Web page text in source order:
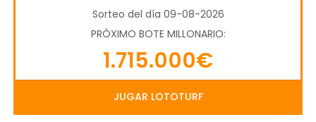
Sorteo del día 09-08-2026
PRÓXIMO BOTE MILLONARIO:
1.715.000€
JUGAR LOTOTURF